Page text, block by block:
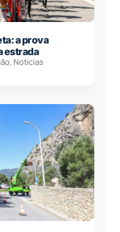
a prova
estrada
, Notícias